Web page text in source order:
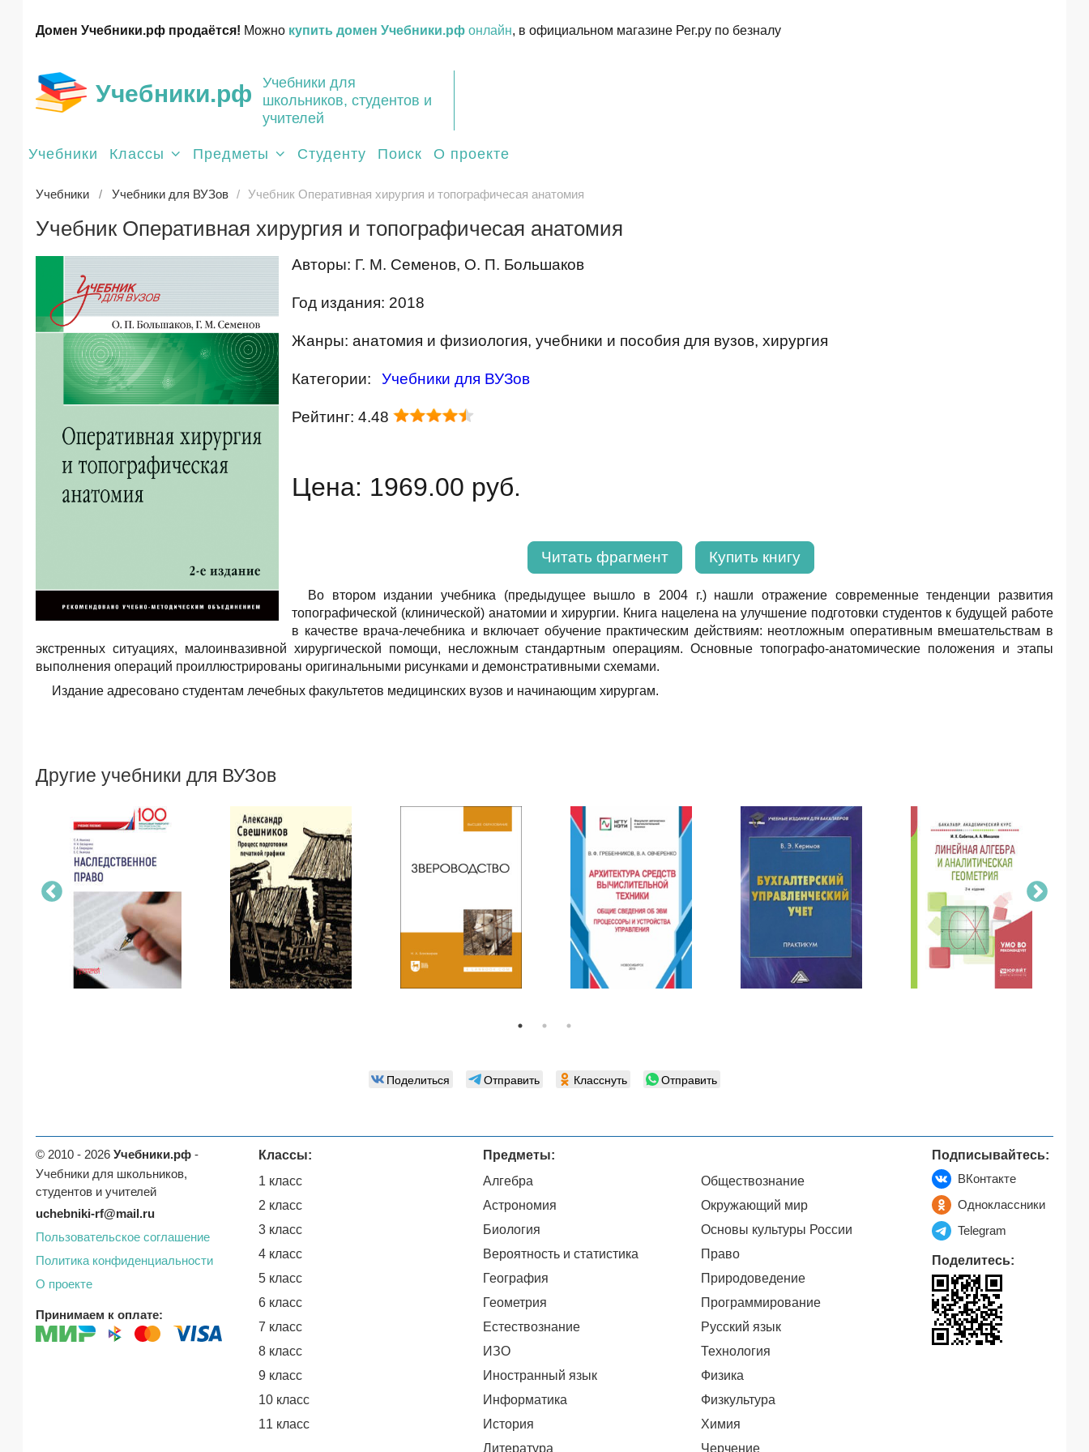
Домен Учебники.рф продаётся! Можно купить домен Учебники.рф онлайн, в официальном магазине Рег.ру по безналу
Учебники.рф
Учебники для
школьников, студентов и
учителей
Учебники Классы Предметы Студенту Поиск О проекте
Учебники Учебники для ВУЗов Учебник Оперативная хирургия и топографичесая анатомия
Учебник Оперативная хирургия и топографичесая анатомия
Авторы: Г. М. Семенов, О. П. Большаков
Год издания: 2018
Жанры: анатомия и физиология, учебники и пособия для вузов, хирургия
Категории: Учебники для ВУЗов
Рейтинг: 4.48
Цена: 1969.00 руб.
Читать фрагмент Купить книгу
Во втором издании учебника (предыдущее вышло в 2004 г.) нашли отражение современные тенденции развития
топографической (клинической) анатомии и хирургии. Книга нацелена на улучшение подготовки студентов к будущей работе
в качестве врача-лечебника и включает обучение практическим действиям: неотложным оперативным вмешательствам в
экстренных ситуациях, малоинвазивной хирургической помощи, несложным стандартным операциям. Основные топографо-анатомические положения и этапы
выполнения операций проиллюстрированы оригинальными рисунками и демонстративными схемами.
Издание адресовано студентам лечебных факультетов медицинских вузов и начинающим хирургам.
Другие учебники для ВУЗов
Поделиться Отправить Класснуть Отправить
© 2010 - 2026 Учебники.рф -
Учебники для школьников,
студентов и учителей
uchebniki-rf@mail.ru
Пользовательское соглашение
Политика конфиденциальности
О проекте
Принимаем к оплате:
Классы:
1 класс
2 класс
3 класс
4 класс
5 класс
6 класс
7 класс
8 класс
9 класс
10 класс
11 класс
Предметы:
Алгебра
Астрономия
Биология
Вероятность и статистика
География
Геометрия
Естествознание
ИЗО
Иностранный язык
Информатика
История
Литература
Обществознание
Окружающий мир
Основы культуры России
Право
Природоведение
Программирование
Русский язык
Технология
Физика
Физкультура
Химия
Черчение
Подписывайтесь:
ВКонтакте
Одноклассники
Telegram
Поделитесь: